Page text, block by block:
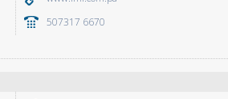
507317 6670